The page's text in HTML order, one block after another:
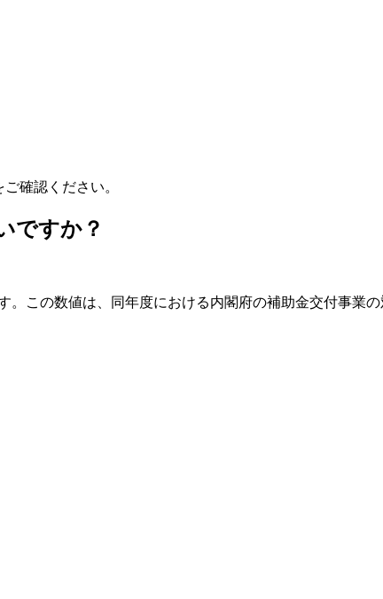
ご確認ください。
ですか？
この数値は、同年度における内閣府の補助金交付事業